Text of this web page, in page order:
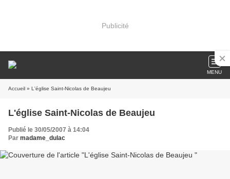
Publicité
MENU
Accueil » L'église Saint-Nicolas de Beaujeu
L'église Saint-Nicolas de Beaujeu
Publié le 30/05/2007 à 14:04
Par madame_dulac